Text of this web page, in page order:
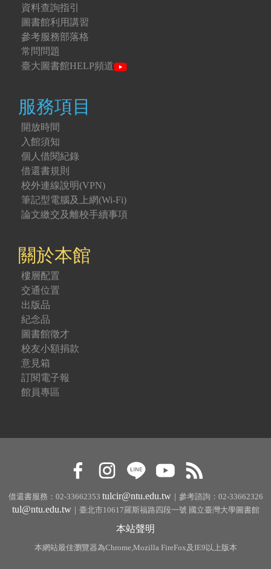
資料查詢指引
圖書館利用講習
參考服務部落格
常問問題
臺大圖書館HELP頻道
服務項目
開放時間
入館須知
個人借閱紀錄
借還書規則
校外連線說明(VPN)
筆記型電腦及上網(Wi-Fi)
論文繳交及離校手續事項
關於本館
樓層配置
交通位置
出版品
紀念品
圖書館徵才
校友小額捐款
意見箱
訂閱電子報
館員專區
借還書服務：02-33662353 tulcir@ntu.edu.tw｜參考諮詢：02-33662326
tul@ntu.edu.tw｜臺北市10617羅斯福路四段一號 國立臺灣大學圖書館
本站聲明
本網站最佳瀏覽器為Chrome,Mozilla FireFox及IE9以上版本